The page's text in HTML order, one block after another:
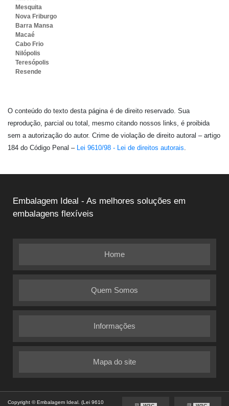
Mesquita
Nova Friburgo
Barra Mansa
Macaé
Cabo Frio
Nilópolis
Teresópolis
Resende
O conteúdo do texto desta página é de direito reservado. Sua
reprodução, parcial ou total, mesmo citando nossos links, é proibida
sem a autorização do autor. Crime de violação de direito autoral – artigo
184 do Código Penal – Lei 9610/98 - Lei de direitos autorais.
Embalagem Ideal - As melhores soluções em
embalagens flexíveis
Home
Quem Somos
Informações
Mapa do site
Copyright © Embalagem Ideal. (Lei 9610